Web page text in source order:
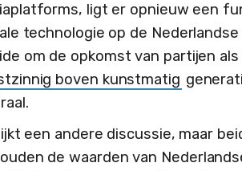
ligt er opnieuw een
technologie op de
om de opkomst van partijen
boven kunstmatig
een andere discussie, maar
de waarden van